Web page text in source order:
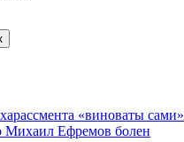
«виноваты сами»
Михаил Ефремов болен